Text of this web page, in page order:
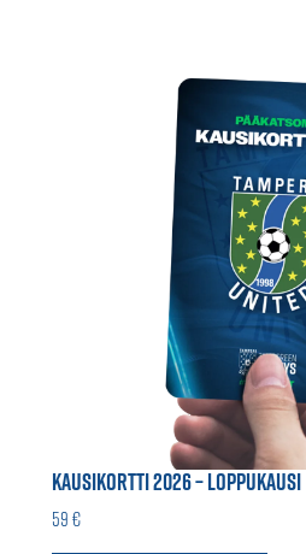
KAUSIKORTTI 2026 – LOPPUKAUSI
59 €